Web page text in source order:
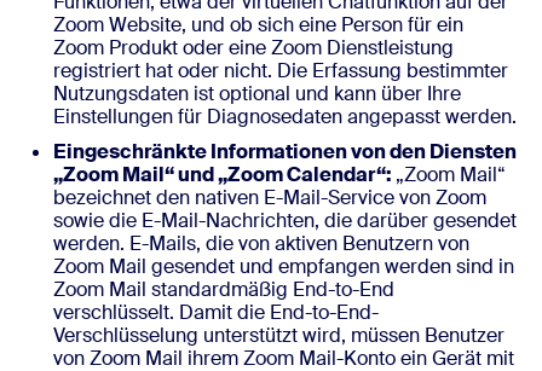
Zoom Website, und ob sich eine Person für ein
Zoom Produkt oder eine Zoom Dienstleistung
registriert hat oder nicht. Die Erfassung bestimmter
Nutzungsdaten ist optional und kann über Ihre
Einstellungen für Diagnosedaten angepasst werden.
Eingeschränkte Informationen von den Diensten
„Zoom Mail“ und „Zoom Calendar“: „Zoom Mail“
bezeichnet den nativen E-Mail-Service von Zoom
sowie die E-Mail-Nachrichten, die darüber gesendet
werden. E-Mails, die von aktiven Benutzern von
Zoom Mail gesendet und empfangen werden sind in
Zoom Mail standardmäßig End-to-End
verschlüsselt. Damit die End-to-End-
Verschlüsselung unterstützt wird, müssen Benutzer
von Zoom Mail ihrem Zoom Mail-Konto ein Gerät mit